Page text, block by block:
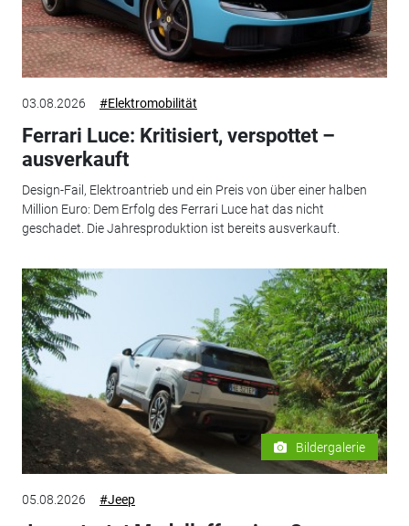
03.08.2026 #Elektromobilität
Ferrari Luce: Kritisiert, verspottet –
ausverkauft
Design-Fail, Elektroantrieb und ein Preis von über einer halben
Million Euro: Dem Erfolg des Ferrari Luce hat das nicht
geschadet. Die Jahresproduktion ist bereits ausverkauft.
Bildergalerie
05.08.2026 #Jeep